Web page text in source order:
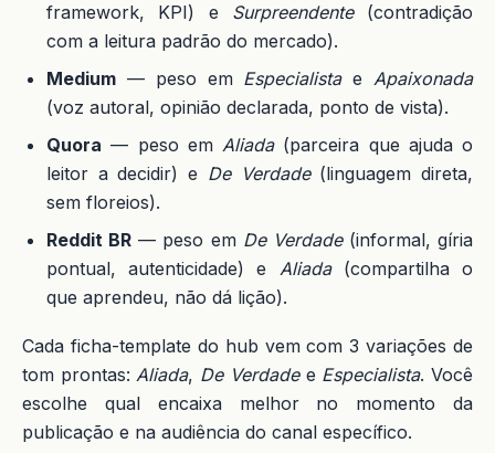
framework, KPI) e Surpreendente(contradição
com a leitura padrão do mercado).
Medium — peso em EspecialistaeApaixonada
(voz autoral, opinião declarada, ponto de vista).
Quora — peso em Aliada(parceira que ajuda o
leitor a decidir) e De Verdade(linguagem direta,
sem floreios).
Reddit BR — peso em De Verdade(informal, gíria
pontual, autenticidade) e Aliada(compartilha o
que aprendeu, não dá lição).
Cada ficha-template do hub vem com 3 variações de
tom prontas:Aliada, De Verdadee Especialista. Você
escolhe qual encaixa melhor no momento da
publicação e na audiência do canal específico.